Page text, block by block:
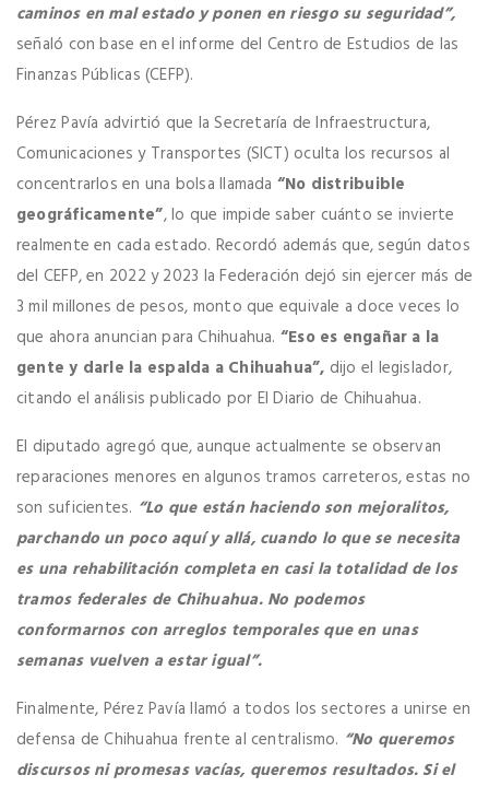
caminos en mal estado y ponen en riesgo su seguridad”,
señaló con base en el informe del Centro de Estudios de las
Finanzas Públicas (CEFP).
Pérez Pavía advirtió que la Secretaría de Infraestructura,
Comunicaciones y Transportes (SICT) oculta los recursos al
concentrarlos en una bolsa llamada “No distribuible
geográficamente”, lo que impide saber cuánto se invierte
realmente en cada estado. Recordó además que, según datos
del CEFP, en 2022 y 2023 la Federación dejó sin ejercer más de
3 mil millones de pesos, monto que equivale a doce veces lo
que ahora anuncian para Chihuahua. “Eso es engañar a la
gente y darle la espalda a Chihuahua”, dijo el legislador,
citando el análisis publicado por El Diario de Chihuahua.
El diputado agregó que, aunque actualmente se observan
reparaciones menores en algunos tramos carreteros, estas no
son suficientes. “Lo que están haciendo son mejoralitos,
parchando un poco aquí y allá, cuando lo que se necesita
es una rehabilitación completa en casi la totalidad de los
tramos federales de Chihuahua. No podemos
conformarnos con arreglos temporales que en unas
semanas vuelven a estar igual”.
Finalmente, Pérez Pavía llamó a todos los sectores a unirse en
defensa de Chihuahua frente al centralismo. “No queremos
discursos ni promesas vacías, queremos resultados. Si el